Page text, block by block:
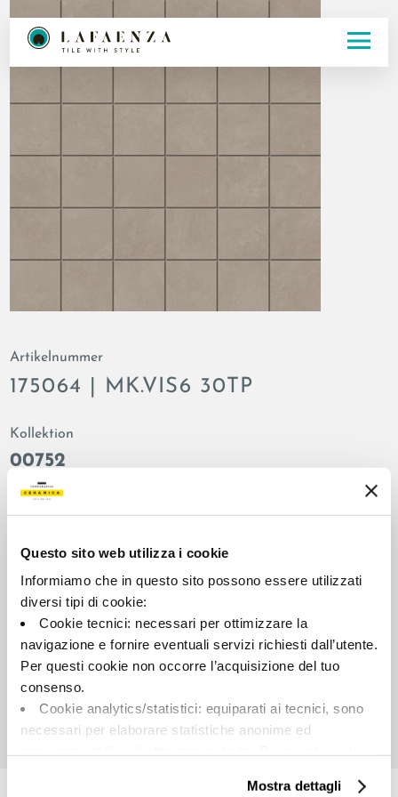
Questo sito web utilizza i cookie
Informiamo che in questo sito possono essere utilizzati
diversi tipi di cookie:
Cookie tecnici: necessari per ottimizzare la
navigazione e fornire eventuali servizi richiesti dall’utente.
Per questi cookie non occorre l’acquisizione del tuo
consenso.
Cookie analytics/statistici: equiparati ai tecnici, sono
necessari per elaborare statistiche anonime ed
Cookie di profilazione/marketing: sono utilizzati, solo
Mostra dettagli
Artikelnummer
175064 | MK.VIS6 30TP
Kollektion
00752
Farbe:
Taupe
Schlicht
Format:
30.0x30.0
natur
matt
Schattierung:
Maßeinheit:
MQ